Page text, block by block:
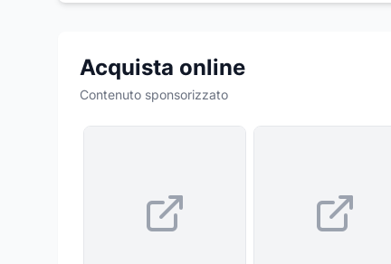
Acquista online
Contenuto sponsorizzato